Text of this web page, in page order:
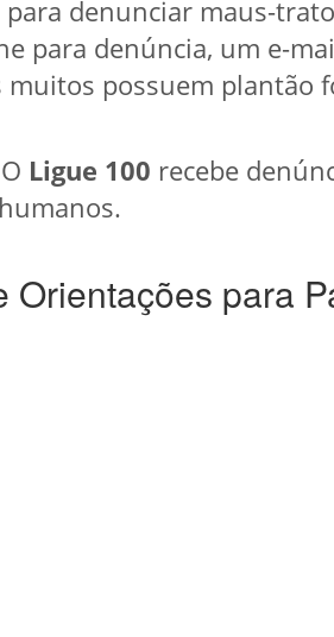
denunciar maus-
para denúncia, um e-
possuem plantão
Ligue 100 recebe
Orientações para